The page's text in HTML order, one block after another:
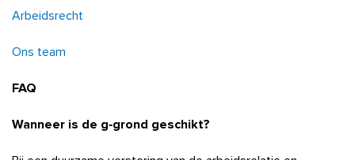
Arbeidsrecht
Ons team
FAQ
Wanneer is de g‑grond geschikt?